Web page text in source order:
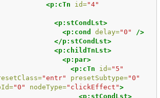
<p:cTn
id="4"
<p:stCondLst>
<p:cond
delay="0"
/>
</p:stCondLst>
<p:childTnLst>
<p:par>
<p:cTn
id="5"
"entr" presetSubtype="0"
"0" nodeType="clickEffect">
<p:stCondLst>